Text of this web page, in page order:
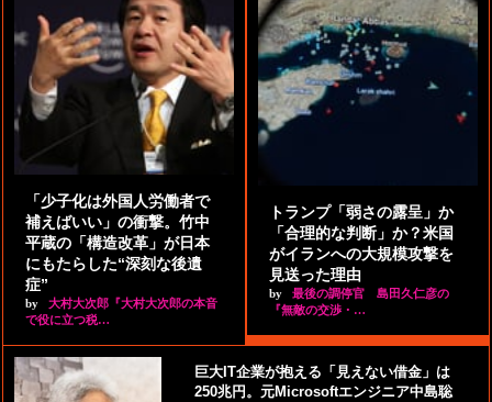
「少子化は外国人労働者で
補えばいい」の衝撃。竹中
平蔵の「構造改革」が日本
にもたらした“深刻な後遺
症”
by
大村大次郎『大村大次郎の本音
で役に立つ税…
トランプ「弱さの露呈」か
「合理的な判断」か？米国
がイランへの大規模攻撃を
見送った理由
by
最後の調停官 島田久仁彦の
『無敵の交渉・…
巨大IT企業が抱える「見えない借金」は
250兆円。元Microsoftエンジニア中島聡